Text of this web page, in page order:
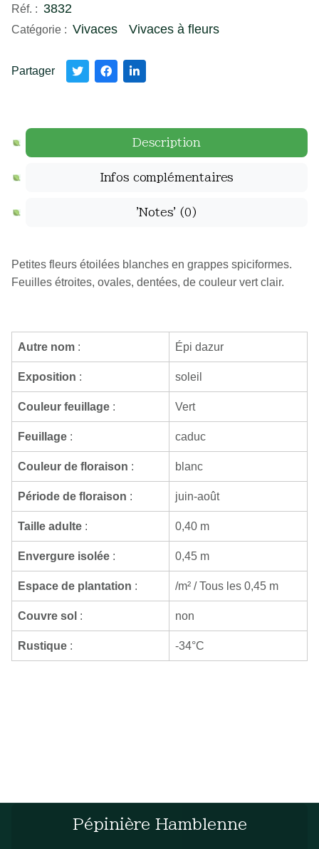
Réf. : 3832
Catégorie : Vivaces Vivaces à fleurs
Partager
Description
Infos complémentaires
'Notes' (0)
Petites fleurs étoilées blanches en grappes spiciformes.
Feuilles étroites, ovales, dentées, de couleur vert clair.
Autre nom : Épi dazur
Exposition : soleil
Couleur feuillage : Vert
Feuillage : caduc
Couleur de floraison : blanc
Période de floraison : juin-août
Taille adulte : 0,40 m
Envergure isolée : 0,45 m
Espace de plantation : /m² / Tous les 0,45 m
Couvre sol : non
Rustique : -34°C
Pépinière Hamblenne